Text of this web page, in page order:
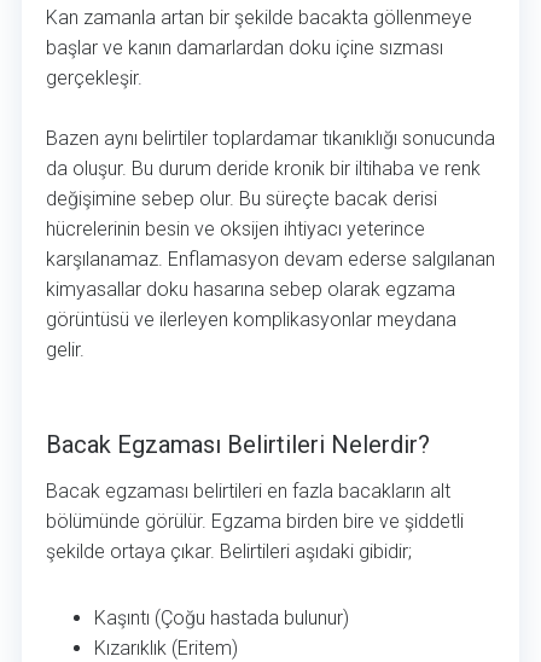
Kan zamanla artan bir şekilde bacakta göllenmeye
başlar ve kanın damarlardan doku içine sızması
gerçekleşir.
Bazen aynı belirtiler toplardamar tıkanıklığı sonucunda
da oluşur. Bu durum deride kronik bir iltihaba ve renk
değişimine sebep olur. Bu süreçte bacak derisi
hücrelerinin besin ve oksijen ihtiyacı yeterince
karşılanamaz. Enflamasyon devam ederse salgılanan
kimyasallar doku hasarına sebep olarak egzama
görüntüsü ve ilerleyen komplikasyonlar meydana
gelir.
Bacak Egzaması Belirtileri Nelerdir?
Bacak egzaması belirtileri en fazla bacakların alt
bölümünde görülür. Egzama birden bire ve şiddetli
şekilde ortaya çıkar. Belirtileri aşıdaki gibidir;
Kaşıntı (Çoğu hastada bulunur)
Kızarıklık (Eritem)